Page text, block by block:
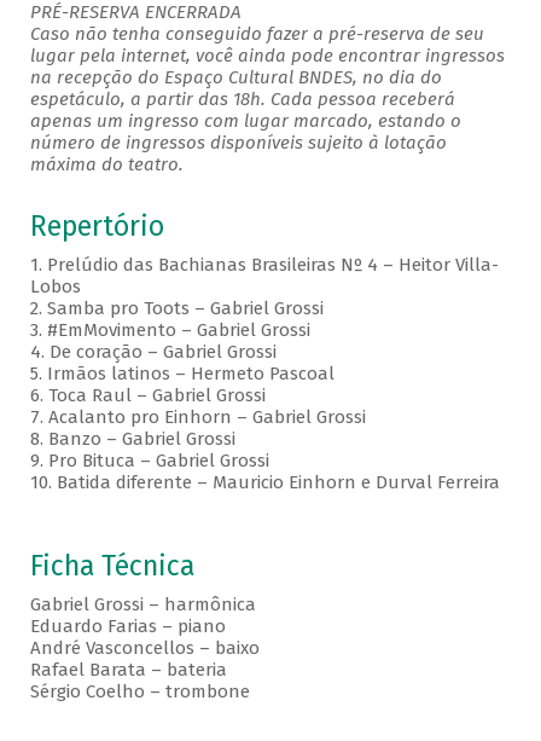
PRÉ-RESERVA ENCERRADA
Caso não tenha conseguido fazer a pré-reserva de seu
lugar pela internet, você ainda pode encontrar ingressos
na recepção do Espaço Cultural BNDES, no dia do
espetáculo, a partir das 18h. Cada pessoa receberá
apenas um ingresso com lugar marcado, estando o
número de ingressos disponíveis sujeito à lotação
máxima do teatro.
Repertório
1. Prelúdio das Bachianas Brasileiras Nº 4 – Heitor Villa-
Lobos
2. Samba pro Toots – Gabriel Grossi
3. #EmMovimento – Gabriel Grossi
4. De coração – Gabriel Grossi
5. Irmãos latinos – Hermeto Pascoal
6. Toca Raul – Gabriel Grossi
7. Acalanto pro Einhorn – Gabriel Grossi
8. Banzo – Gabriel Grossi
9. Pro Bituca – Gabriel Grossi
10. Batida diferente – Mauricio Einhorn e Durval Ferreira
Ficha Técnica
Gabriel Grossi – harmônica
Eduardo Farias – piano
André Vasconcellos – baixo
Rafael Barata – bateria
Sérgio Coelho – trombone